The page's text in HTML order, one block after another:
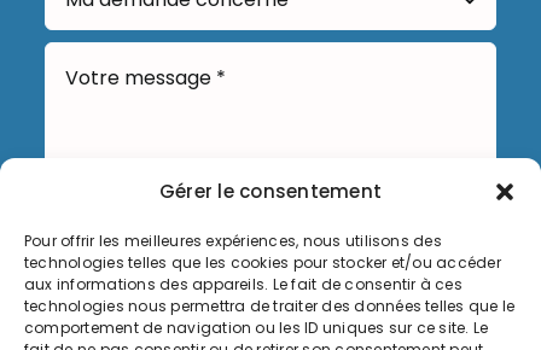
Gérer le consentement
Pour offrir les meilleures expériences, nous utilisons des
technologies telles que les cookies pour stocker et/ou accéder
aux informations des appareils. Le fait de consentir à ces
technologies nous permettra de traiter des données telles que le
comportement de navigation ou les ID uniques sur ce site. Le
Envoyer